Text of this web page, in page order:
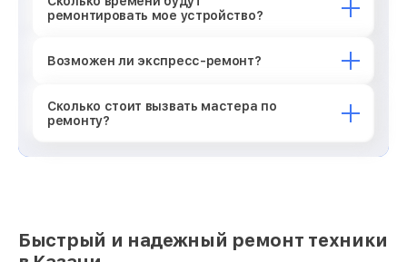
ремонтировать мое устройство?
Возможен ли экспресс-ремонт?
Сколько стоит вызвать мастера по
ремонту?
Быстрый и надежный ремонт техники